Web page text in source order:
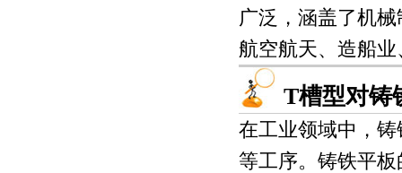
广泛，涵盖了机
航空航天、造船
T槽型对铸
在工业领域中，
等工序。铸铁平